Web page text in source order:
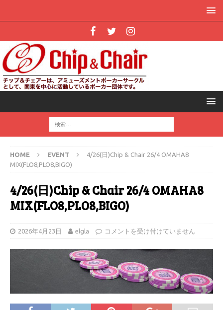
HOME EVENT
4/26(日)Chip & Chair 26/4 OMAHA8
MIX(FLO8,PLO8,BIGO)
4/26(日)Chip & Chair 26/4 OMAHA8
MIX(FLO8,PLO8,BIGO)
2026年4月23日 elgla コメントを受け付けていません